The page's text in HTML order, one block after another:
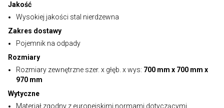
Jakość
Wysokiej jakości stal nierdzewna
Zakres dostawy
Pojemnik na odpady
Rozmiary
Rozmiary zewnętrzne szer. x głęb. x wys: 700 mm x 700 mm x
970 mm
Wytyczne
Materiał zgodny z europejskimi normami dotyczącymi